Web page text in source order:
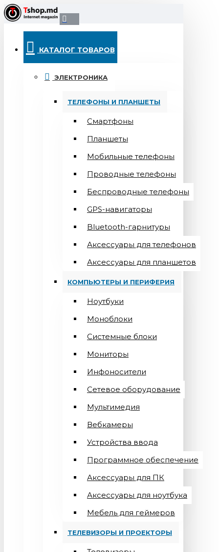
КАТАЛОГ ТОВАРОВ
ЭЛЕКТРОНИКА
ТЕЛЕФОНЫ И ПЛАНШЕТЫ
Смартфоны
Планшеты
Мобильные телефоны
Проводные телефоны
Беспроводные телефоны
GPS-навигаторы
Bluetooth-гарнитуры
Аксессуары для телефонов
Аксессуары для планшетов
КОМПЬЮТЕРЫ И ПЕРИФЕРИЯ
Ноутбуки
Моноблоки
Системные блоки
Мониторы
Инфоносители
Сетевое оборудование
Мультимедия
Вебкамеры
Устройства ввода
Программное обеспечение
Аксессуары для ПК
Аксессуары для ноутбука
Мебель для геймеров
ТЕЛЕВИЗОРЫ И ПРОЕКТОРЫ